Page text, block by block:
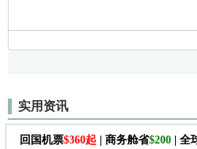
实用资讯
回国机票$360起 | 商务舱省$200 | 全